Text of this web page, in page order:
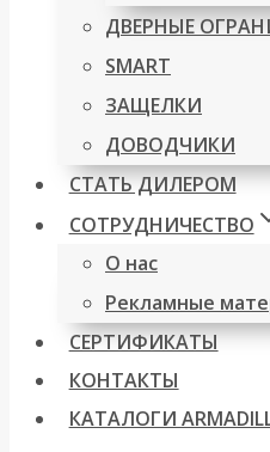
ДВЕРНЫЕ
SMART
ЗАЩЕЛКИ
ДОВОДЧИКИ
СТАТЬ ДИЛЕРОМ
СОТРУДНИЧЕСТВО
О нас
Рекламные
СЕРТИФИКАТЫ
КОНТАКТЫ
КАТАЛОГИ